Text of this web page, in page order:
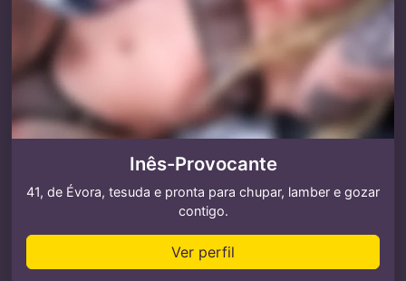
Inês-Provocante
41, de Évora, tesuda e pronta para chupar, lamber e gozar
contigo.
Ver perfil